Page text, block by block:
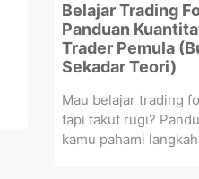
Belajar Trading
Panduan
Trader Pemula
Sekadar Teori)
Mau belajar trading
tapi takut rugi?
kamu pahami